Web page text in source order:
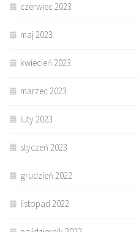
czerwiec 2023
maj 2023
kwiecień 2023
marzec 2023
luty 2023
styczeń 2023
grudzień 2022
listopad 2022